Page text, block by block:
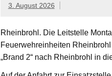
3. August 2026
Rheinbrohl. Die Leitstelle
Feuerwehreinheiten
„Brand 2“ nach Rheinbrohl in